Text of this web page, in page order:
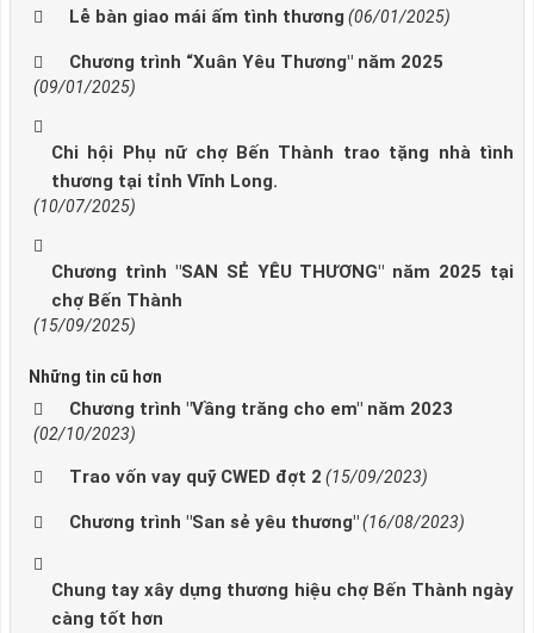
Lễ bàn giao mái ấm tình thương (06/01/2025)
Chương trình “Xuân Yêu Thương" năm 2025
(09/01/2025)
Chi hội Phụ nữ chợ Bến Thành trao tặng nhà tình
thương tại tỉnh Vĩnh Long.
(10/07/2025)
Chương trình "SAN SẺ YÊU THƯƠNG" năm 2025 tại
chợ Bến Thành
(15/09/2025)
Những tin cũ hơn
Chương trình "Vầng trăng cho em" năm 2023
(02/10/2023)
Trao vốn vay quỹ CWED đợt 2 (15/09/2023)
Chương trình "San sẻ yêu thương"(16/08/2023)
Chung tay xây dựng thương hiệu chợ Bến Thành ngày
càng tốt hơn